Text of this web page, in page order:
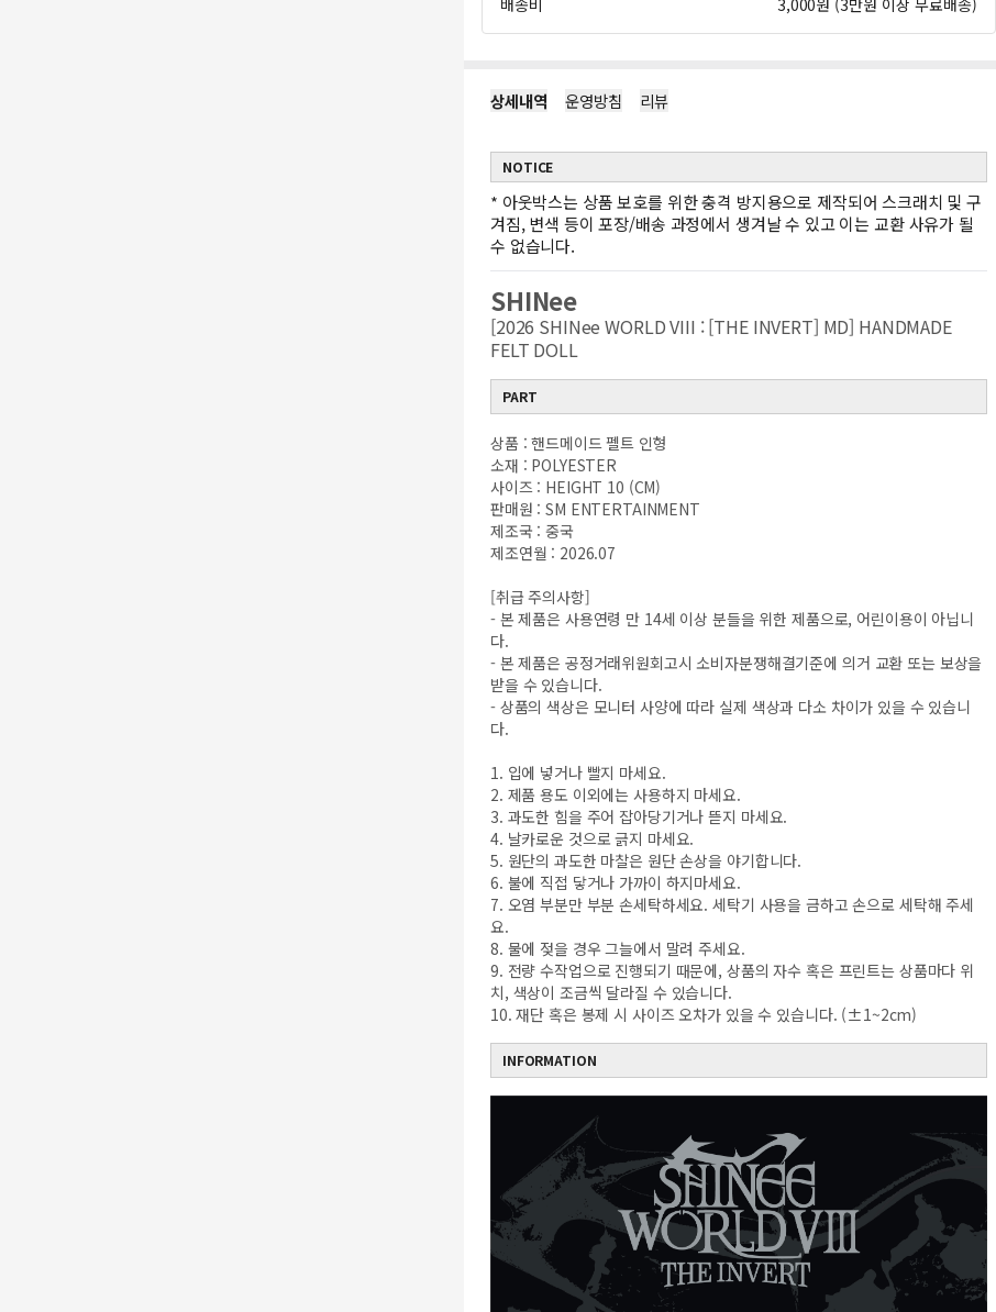
배송비 3,000원 (3만원 이상 무료배송)
상세내역 운영방침 리뷰
NOTICE
* 아웃박스는 상품 보호를 위한 충격 방지용으로 제작되어 스크래치 및 구
겨짐, 변색 등이 포장/배송 과정에서 생겨날 수 있고 이는 교환 사유가 될
수 없습니다.
SHINee
[2026 SHINee WORLD VIII : [THE INVERT] MD] HANDMADE
FELT DOLL
PART
상품 : 핸드메이드 펠트 인형
소재 : POLYESTER
사이즈 : HEIGHT 10 (CM)
판매원 : SM ENTERTAINMENT
제조국 : 중국
제조연월 : 2026.07
[취급 주의사항]
- 본 제품은 사용연령 만 14세 이상 분들을 위한 제품으로, 어린이용이 아닙니
다.
- 본 제품은 공정거래위원회고시 소비자분쟁해결기준에 의거 교환 또는 보상을
받을 수 있습니다.
- 상품의 색상은 모니터 사양에 따라 실제 색상과 다소 차이가 있을 수 있습니
다.
1. 입에 넣거나 빨지 마세요.
2. 제품 용도 이외에는 사용하지 마세요.
3. 과도한 힘을 주어 잡아당기거나 뜯지 마세요.
4. 날카로운 것으로 긁지 마세요.
5. 원단의 과도한 마찰은 원단 손상을 야기합니다.
6. 불에 직접 닿거나 가까이 하지마세요.
7. 오염 부분만 부분 손세탁하세요. 세탁기 사용을 금하고 손으로 세탁해 주세
요.
8. 물에 젖을 경우 그늘에서 말려 주세요.
9. 전량 수작업으로 진행되기 때문에, 상품의 자수 혹은 프린트는 상품마다 위
치, 색상이 조금씩 달라질 수 있습니다.
10. 재단 혹은 봉제 시 사이즈 오차가 있을 수 있습니다. (±1~2cm)
INFORMATION